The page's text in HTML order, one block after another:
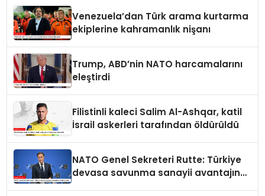
Venezuela’dan Türk arama kurtarma
ekiplerine kahramanlık nişanı
Trump, ABD’nin NATO harcamalarını
eleştirdi
Filistinli kaleci Salim Al-Ashqar, katil
İsrail askerleri tarafından öldürüldü
NATO Genel Sekreteri Rutte: Türkiye
devasa savunma sanayii avantajına